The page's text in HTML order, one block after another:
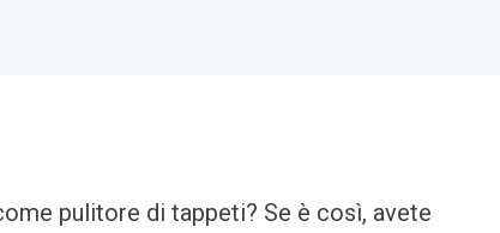
pulitore di tappeti? Se è così, avete